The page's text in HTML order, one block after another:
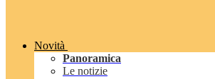
Novità
Panoramica
Le notizie